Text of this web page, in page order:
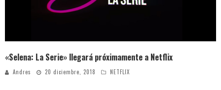
«Selena: La Serie» llegará próximamente a Netflix
Andres 20 diciembre, 2018 NETFLIX